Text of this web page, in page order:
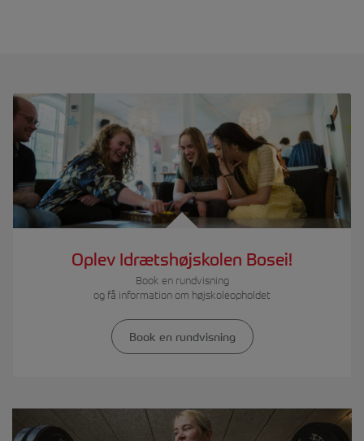
Oplev Idrætshøjskolen Bosei!
Book en rundvisning
og få information om højskoleopholdet
Book en rundvisning